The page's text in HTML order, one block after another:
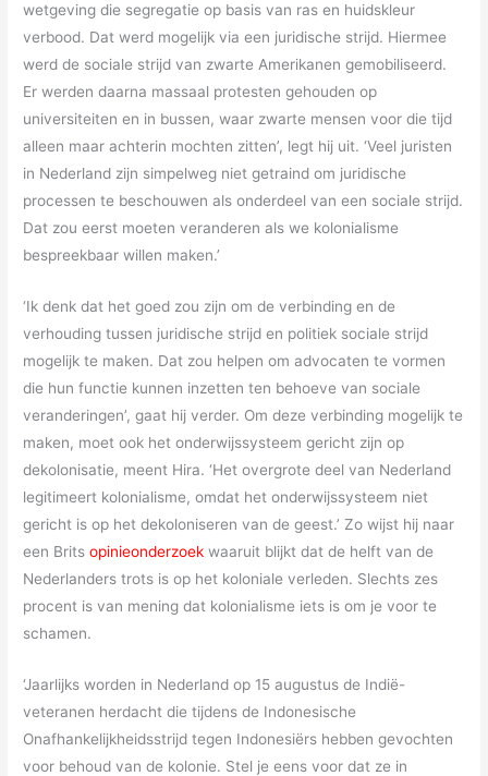
wetgeving die segregatie op basis van ras en huidskleur
verbood. Dat werd mogelijk via een juridische strijd. Hiermee
werd de sociale strijd van zwarte Amerikanen gemobiliseerd.
Er werden daarna massaal protesten gehouden op
universiteiten en in bussen, waar zwarte mensen voor die tijd
alleen maar achterin mochten zitten’, legt hij uit. ‘Veel juristen
in Nederland zijn simpelweg niet getraind om juridische
processen te beschouwen als onderdeel van een sociale strijd.
Dat zou eerst moeten veranderen als we kolonialisme
bespreekbaar willen maken.’
‘Ik denk dat het goed zou zijn om de verbinding en de
verhouding tussen juridische strijd en politiek sociale strijd
mogelijk te maken. Dat zou helpen om advocaten te vormen
die hun functie kunnen inzetten ten behoeve van sociale
veranderingen’, gaat hij verder. Om deze verbinding mogelijk te
maken, moet ook het onderwijssysteem gericht zijn op
dekolonisatie, meent Hira. ‘Het overgrote deel van Nederland
legitimeert kolonialisme, omdat het onderwijssysteem niet
gericht is op het dekoloniseren van de geest.’ Zo wijst hij naar
een Britsopinieonderzoek waaruit blijkt dat de helft van de
Nederlanders trots is op het koloniale verleden. Slechts zes
procent is van mening dat kolonialisme iets is om je voor te
schamen.
‘Jaarlijks worden in Nederland op 15 augustus de Indië-
veteranen herdacht die tijdens de Indonesische
Onafhankelijkheidsstrijd tegen Indonesiërs hebben gevochten
voor behoud van de kolonie. Stel je eens voor dat ze in